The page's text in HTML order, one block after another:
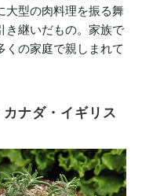
大型の肉料理を振る舞
き継いだもの。家族で
くの家庭で親しまれて
ナダ・イギリス